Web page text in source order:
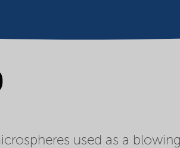
used as a